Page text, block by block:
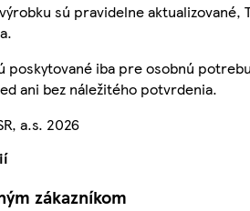
sú pravidelne
poskytované iba pre osobnú
ani bez náležitého potvrdenia.
a.s. 2026
zákazníkom